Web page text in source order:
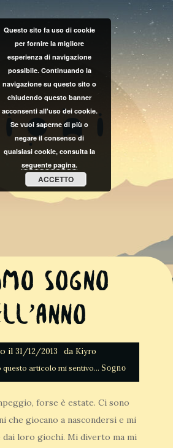
sogno
il 31/12/2013 da Kiyro
Sogno
forse è estate. Ci sono
che giocano a nascondersi e mi
dai loro giochi. Mi diverto ma mi
Questo sito fa uso di cookie
per fornire la migliore
esperienza di navigazione
possibile. Continuando la
navigazione su questo sito o
chiudendo questo banner
acconsenti all'uso dei cookie.
Se vuoi saperne di più o
negare il consenso di
qualsiasi cookie, consulta la
seguente pagina.
ACCETTO